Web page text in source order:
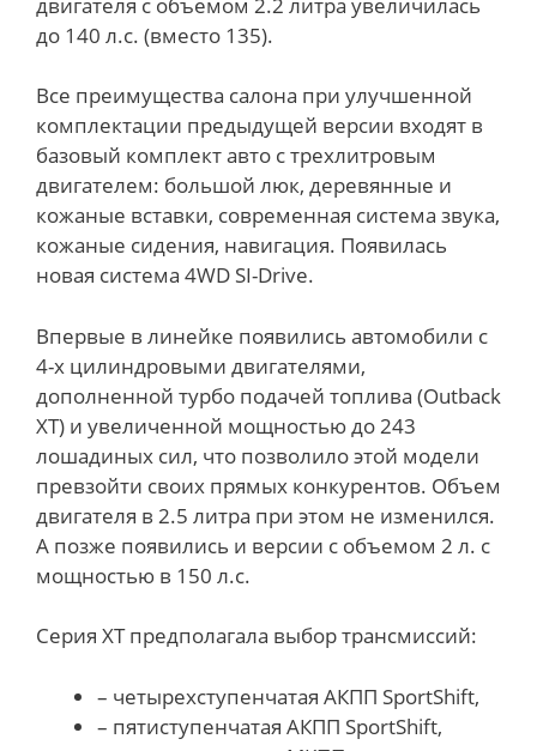
до 140 л.с. (вместо 135).
Все преимущества салона при улучшенной
комплектации предыдущей версии входят в
базовый комплект авто с трехлитровым
двигателем: большой люк, деревянные и
кожаные вставки, современная система звука,
кожаные сидения, навигация. Появилась
новая система 4WD SI-Drive.
Впервые в линейке появились автомобили с
4-х цилиндровыми двигателями,
дополненной турбо подачей топлива (Outback
ХТ) и увеличенной мощностью до 243
лошадиных сил, что позволило этой модели
превзойти своих прямых конкурентов. Объем
двигателя в 2.5 литра при этом не изменился.
А позже появились и версии с объемом 2 л. с
мощностью в 150 л.с.
Серия XT предполагала выбор трансмиссий:
– четырехступенчатая АКПП SportShift,
– пятиступенчатая АКПП SportShift,